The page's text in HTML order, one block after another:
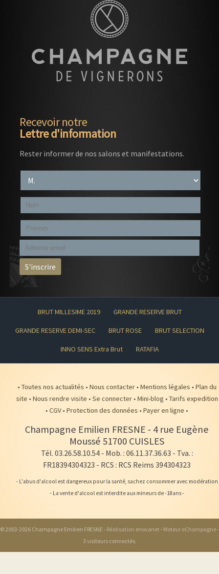
Recevoir notre
Lettre d'information
Rester informer de nos salons et manifestations.
BRUT MILLESIME 2019 GRANDE RESERVE BRUT
GRANDE RESERVE DEMI-SEC BRUT ROSE BRUT SELECTION
INNO SENS Extra Brut RATAFIA
• Toutes nos actualités • Nous contacter • Mentions légales • Plan du
site • Nous rendre visite • Se connecter • Mini-blog • Tarifs expedition
• CGV• Protection des données • Payer en ligne •
Champagne Emilien FRESNE - 4 rue Eugène
Moussé 51700 CUISLES
Tél. 03.26.58.10.54 - Mob. : 06.11.37.36.63 - Tva. :
FR18394304323 - RCS : RCS Reims 394304323
- L'abus d'alcool est dangereux pour la santé, sachez consommer avec modération
- La vente d'alcool est interdite aux mineurs de -18ans -
© 2003-2026 Champagne Emilien FRESNE - Réalisation enovanet- Moteur eChampagne-
3 visiteurs connectés.